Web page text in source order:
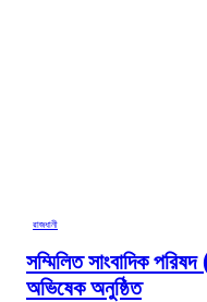
রাজধানী
সম্মিলিত সাংবাদিক
অভিষেক অনুষ্ঠিত